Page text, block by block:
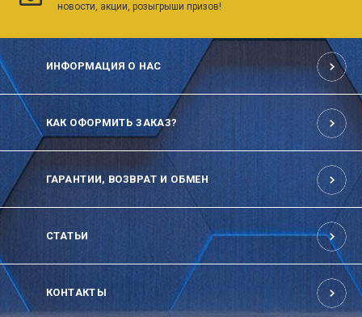
новости, акции, розыгрыши призов!
ИНФОРМАЦИЯ О НАС
КАК ОФОРМИТЬ ЗАКАЗ?
ГАРАНТИИ, ВОЗВРАТ И ОБМЕН
СТАТЬИ
КОНТАКТЫ